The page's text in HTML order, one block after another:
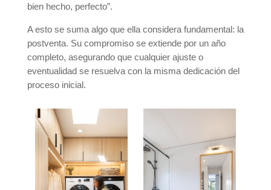
bien hecho, perfecto”.
A esto se suma algo que ella considera fundamental: la
postventa. Su compromiso se extiende por un año
completo, asegurando que cualquier ajuste o
eventualidad se resuelva con la misma dedicación del
proceso inicial.